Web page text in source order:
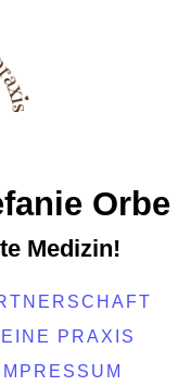
Orbe
Medizin!
PRAXIS
IMPRESSUM